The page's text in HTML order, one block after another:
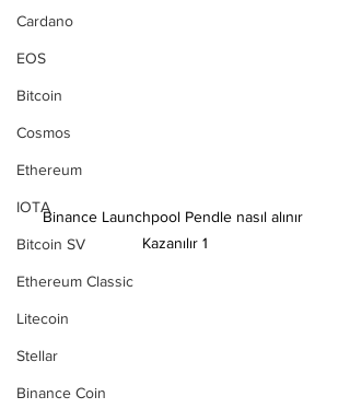
Cardano
EOS
Bitcoin
Cosmos
Ethereum
IOTA
Bitcoin SV
Ethereum Classic
Litecoin
Stellar
Binance Coin
Binance Launchpool Pendle nasıl alınır
Kazanılır 1